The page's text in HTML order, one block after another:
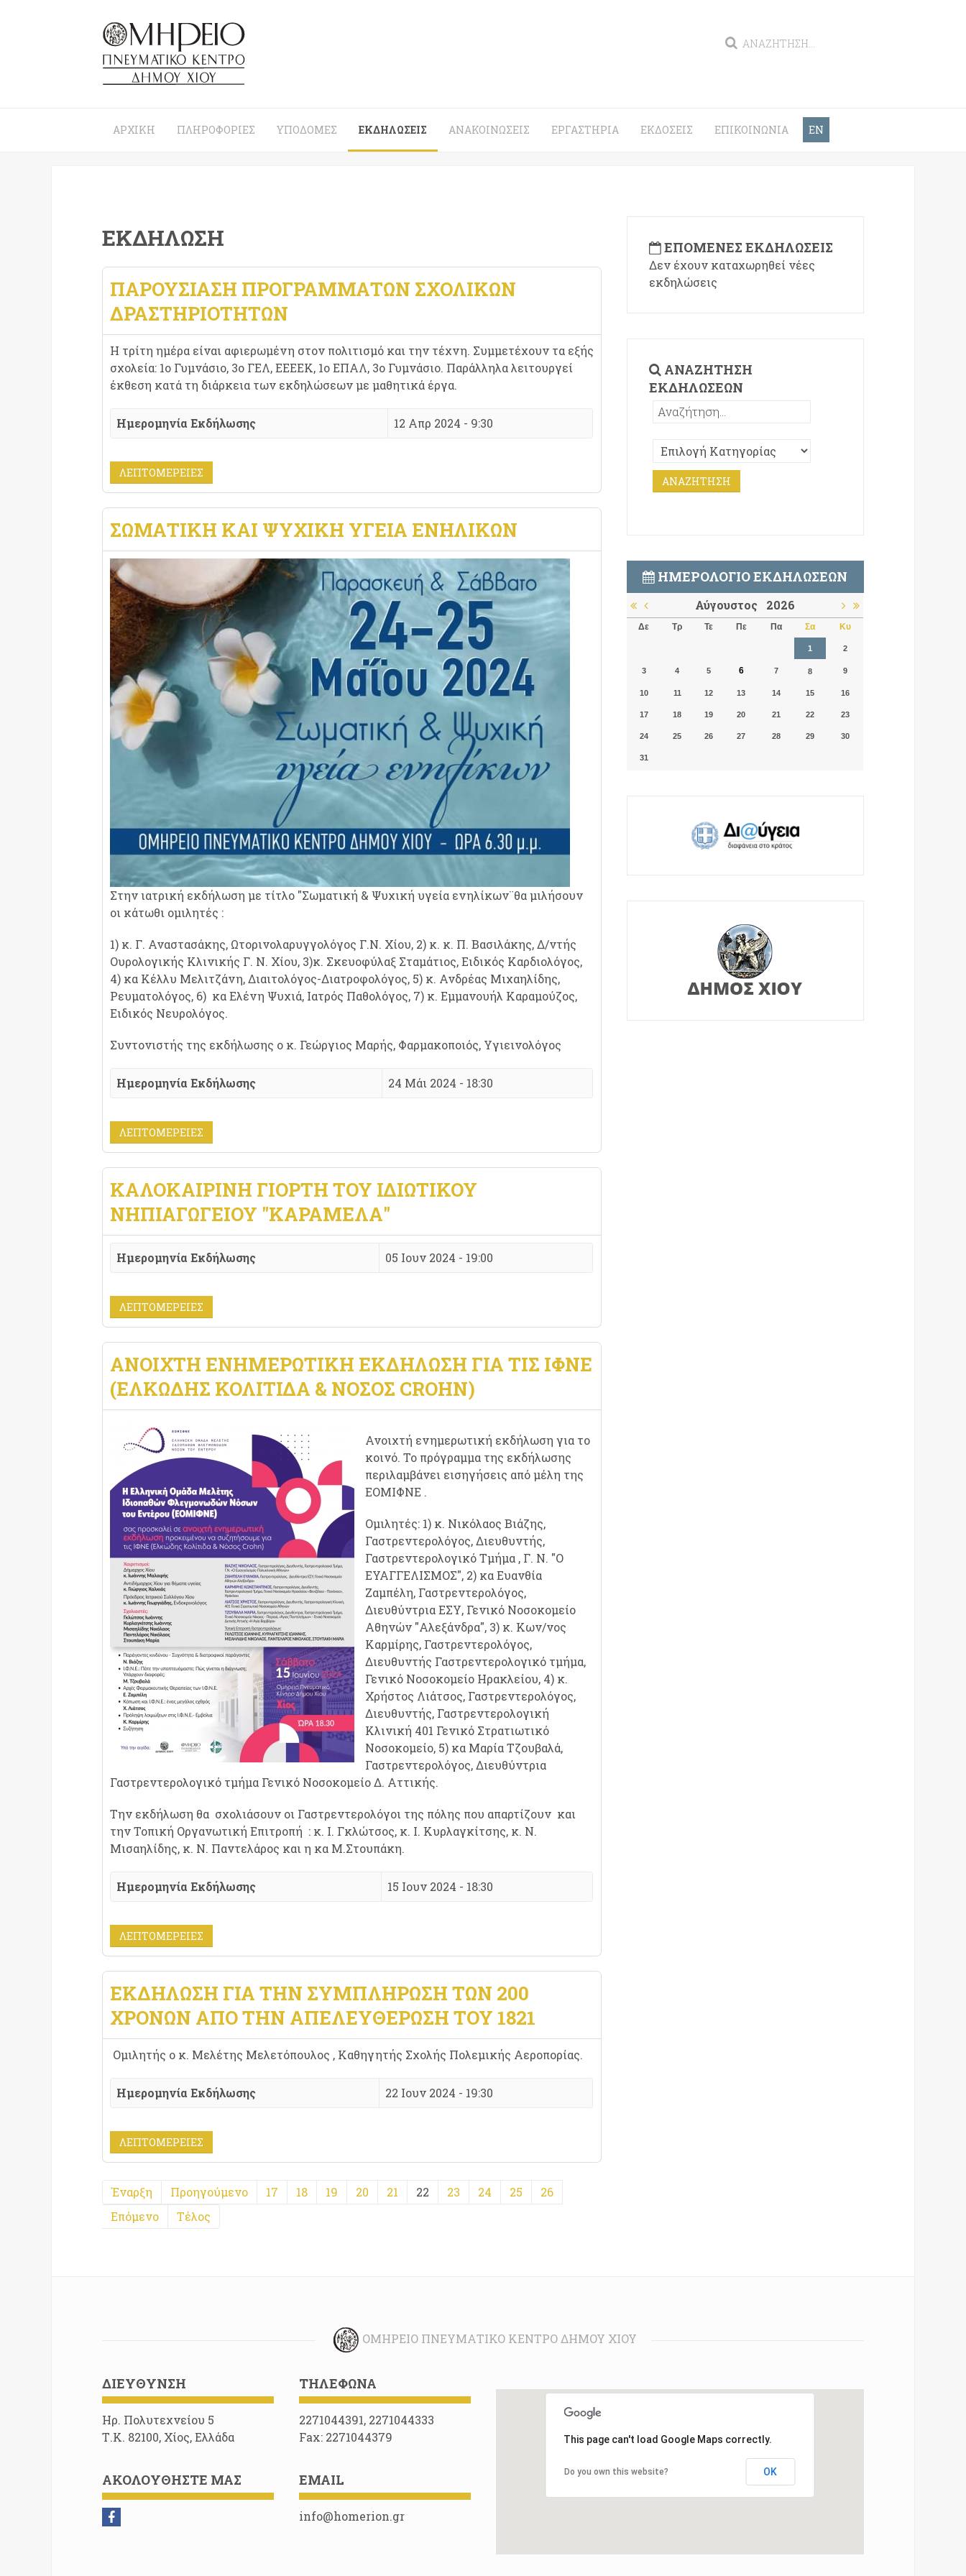
ΑΡΧΙΚΉ ΠΛΗΡΟΦΟΡΊΕΣ ΥΠΟΔΟΜΈΣ ΕΚΔΗΛΏΣΕΙΣ ΑΝΑΚΟΙΝΏΣΕΙΣ ΕΡΓΑΣΤΉΡΙΑ ΕΚΔΌΣΕΙΣ ΕΠΙΚΟΙΝΩΝΊΑ EN
ΕΚΔΉΛΩΣΗ
ΠΑΡΟΥΣΊΑΣΗ ΠΡΟΓΡΑΜΜΆΤΩΝ ΣΧΟΛΙΚΏΝ
ΔΡΑΣΤΗΡΙΟΤΉΤΩΝ
Η τρίτη ημέρα είναι αφιερωμένη στον πολιτισμό και την τέχνη. Συμμετέχουν τα εξής
σχολεία: 1ο Γυμνάσιο, 3ο ΓΕΛ, ΕΕΕΕΚ, 1ο ΕΠΑΛ, 3ο Γυμνάσιο. Παράλληλα λειτουργεί
έκθεση κατά τη διάρκεια των εκδηλώσεων με μαθητικά έργα.
Ημερομηνία Εκδήλωσης 12 Απρ 2024 - 9:30
ΛΕΠΤΟΜΈΡΕΙΕΣ
ΣΩΜΑΤΙΚΉ ΚΑΙ ΨΥΧΙΚΉ ΥΓΕΊΑ ΕΝΗΛΊΚΩΝ
Στην ιατρική εκδήλωση με τίτλο "Σωματική & Ψυχική υγεία ενηλίκων¨θα μιλήσουν
οι κάτωθι ομιλητές :
1) κ. Γ. Αναστασάκης, Ωτορινολαρυγγολόγος Γ.Ν. Χίου, 2) κ. κ. Π. Βασιλάκης, Δ/ντής
Ουρολογικής Κλινικής Γ. Ν. Χίου, 3)κ. Σκευοφύλαξ Σταμάτιος, Ειδικός Καρδιολόγος,
4) κα Κέλλυ Μελιτζάνη, Διαιτολόγος-Διατροφολόγος, 5) κ. Ανδρέας Μιχαηλίδης,
Ρευματολόγος, 6) κα Ελένη Ψυχιά, Ιατρός Παθολόγος, 7) κ. Εμμανουήλ Καραμούζος,
Ειδικός Νευρολόγος.
Συντονιστής της εκδήλωσης ο κ. Γεώργιος Μαρής, Φαρμακοποιός, Υγιεινολόγος
Ημερομηνία Εκδήλωσης 24 Μάι 2024 - 18:30
ΛΕΠΤΟΜΈΡΕΙΕΣ
ΚΑΛΟΚΑΙΡΙΝΉ ΓΙΟΡΤΉ ΤΟΥ ΙΔΙΩΤΙΚΟΎ
ΝΗΠΙΑΓΩΓΕΊΟΥ "ΚΑΡΑΜΈΛΑ"
Ημερομηνία Εκδήλωσης 05 Ιουν 2024 - 19:00
ΛΕΠΤΟΜΈΡΕΙΕΣ
ΑΝΟΙΧΤΉ ΕΝΗΜΕΡΩΤΙΚΉ ΕΚΔΉΛΩΣΗ ΓΙΑ ΤΙΣ ΙΦΝΕ
(ΕΛΚΏΔΗΣ ΚΟΛΊΤΙΔΑ & ΝΌΣΟΣ CROHN)
Ανοιχτή ενημερωτική εκδήλωση για το
κοινό. Το πρόγραμμα της εκδήλωσης
περιλαμβάνει εισηγήσεις από μέλη της
ΕΟΜΙΦΝΕ .
Ομιλητές: 1) κ. Νικόλαος Βιάζης,
Γαστρεντερολόγος, Διευθυντής,
Γαστρεντερολογικό Τμήμα , Γ. Ν. "Ο
ΕΥΑΓΓΕΛΙΣΜΟΣ", 2) κα Ευανθία
Ζαμπέλη, Γαστρεντερολόγος,
Διευθύντρια ΕΣΥ, Γενικό Νοσοκομείο
Αθηνών "Αλεξάνδρα", 3) κ. Κων/νος
Καρμίρης, Γαστρεντερολόγος,
Διευθυντής Γαστρεντερολογικό τμήμα,
Γενικό Νοσοκομείο Ηρακλείου, 4) κ.
Χρήστος Λιάτσος, Γαστρεντερολόγος,
Διευθυντής, Γαστρεντερολογική
Κλινική 401 Γενικό Στρατιωτικό
Νοσοκομείο, 5) κα Μαρία Τζουβαλά,
Γαστρεντερολόγος, Διευθύντρια
Γαστρεντερολογικό τμήμα Γενικό Νοσοκομείο Δ. Αττικής.
Την εκδήλωση θα σχολιάσουν οι Γαστρεντερολόγοι της πόλης που απαρτίζουν και
την Τοπική Οργανωτική Επιτροπή : κ. Ι. Γκλώτσος, κ. Ι. Κυρλαγκίτσης, κ. Ν.
Μισαηλίδης, κ. Ν. Παντελάρος και η κα Μ.Στουπάκη.
Ημερομηνία Εκδήλωσης 15 Ιουν 2024 - 18:30
ΛΕΠΤΟΜΈΡΕΙΕΣ
ΕΚΔΉΛΩΣΗ ΓΙΑ ΤΗΝ ΣΥΜΠΛΉΡΩΣΗ ΤΩΝ 200
ΧΡΟΝΏΝ ΑΠΌ ΤΗΝ ΑΠΕΛΕΥΘΈΡΩΣΗ ΤΟΥ 1821
Ομιλητής ο κ. Μελέτης Μελετόπουλος , Καθηγητής Σχολής Πολεμικής Αεροπορίας.
Ημερομηνία Εκδήλωσης 22 Ιουν 2024 - 19:30
ΛΕΠΤΟΜΈΡΕΙΕΣ
Έναρξη Προηγούμενο 17 18 19 20 21 22 23 24 25
26
Επόμενο
Τέλος
ΕΠΌΜΕΝΕΣ ΕΚΔΗΛΏΣΕΙΣ
Δεν έχουν καταχωρηθεί νέες
εκδηλώσεις
ΑΝΑΖΉΤΗΣΗ
ΕΚΔΗΛΏΣΕΩΝ
ΗΜΕΡΟΛΌΓΙΟ ΕΚΔΗΛΏΣΕΩΝ
Αύγουστος 2026
Δε Τρ Τε Πε Πα Σα Κυ
1 2
3 4 5 6 7 8 9
10 11 12 13 14 15 16
17 18 19 20 21 22 23
24 25 26 27 28 29 30
31
ΟΜΉΡΕΙΟ ΠΝΕΥΜΑΤΙΚΌ ΚΈΝΤΡΟ ΔΉΜΟΥ ΧΊΟΥ
ΔΙΕΎΘΥΝΣΗ
Ηρ. Πολυτεχνείου 5
Τ.Κ. 82100, Χίος, Ελλάδα
ΑΚΟΛΟΥΘΉΣΤΕ ΜΑΣ
ΤΗΛΈΦΩΝΑ
2271044391, 2271044333
Fax: 2271044379
EMAIL
info@homerion.gr
This page can't load Google Maps correctly.
Do you own this website? OK